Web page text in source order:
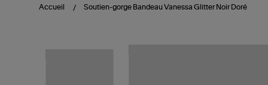
Accueil Soutien-gorge Bandeau Vanessa Glitter Noir Doré